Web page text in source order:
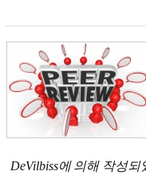
DeVilbiss에 의해 작성